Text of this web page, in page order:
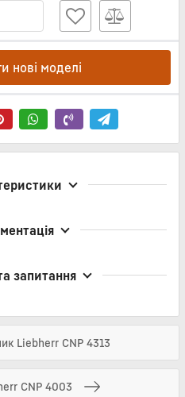
нові моделі
запитання
Liebherr CNP 4313
CNP 4003